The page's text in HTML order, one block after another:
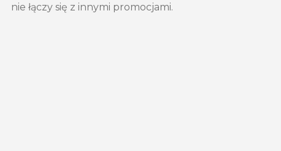
nie łączy się z innymi promocjami.